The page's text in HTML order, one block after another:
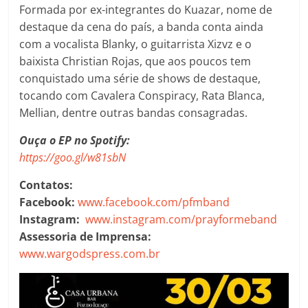
Formada por ex-integrantes do Kuazar, nome de
destaque da cena do país, a banda conta ainda
com a vocalista Blanky, o guitarrista Xizvz e o
baixista Christian Rojas, que aos poucos tem
conquistado uma série de shows de destaque,
tocando com Cavalera Conspiracy, Rata Blanca,
Mellian, dentre outras bandas consagradas.
Ouça o EP no Spotify:
https://goo.gl/w81sbN
Contatos:
Facebook:www.facebook.com/pfmband
Instagram:www.instagram.com/prayformeband
Assessoria de Imprensa:
www.wargodspress.com.br